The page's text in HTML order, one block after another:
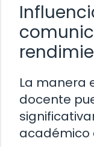
La manera
docente
académico